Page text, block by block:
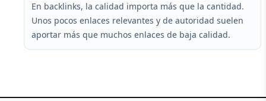
En backlinks, la calidad importa más que la cantidad.
Unos pocos enlaces relevantes y de autoridad suelen
aportar más que muchos enlaces de baja calidad.